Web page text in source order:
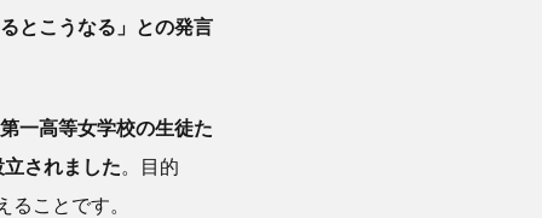
とこうなる」との発言
一高等女学校の生徒た
されました 。目的
ことです。